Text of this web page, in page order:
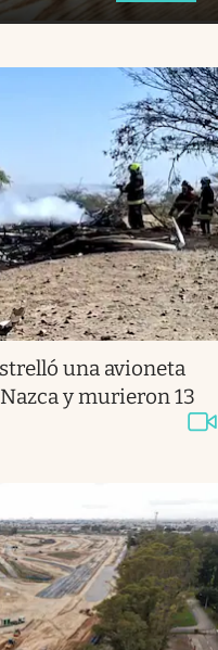
una avioneta
y murieron 13